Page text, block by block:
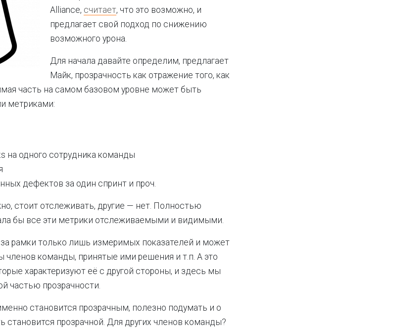
Alliance, считает, что это возможно, и
предлагает свой подход по снижению
возможного урона.
Для начала давайте определим, предлагает
Майк, прозрачность как отражение того, как
часть на самом базовом уровне может быть
метриками:
на одного сотрудника команды
дефектов за один спринт и проч.
стоит отслеживать, другие — нет. Полностью
бы все эти метрики отслеживаемыми и видимыми.
рамки только лишь измеримых показателей и может
членов команды, принятые ими решения и т.п. А это
характеризуют её с другой стороны, и здесь мы
частью прозрачности.
становится прозрачным, полезно подумать и о
становится прозрачной. Для других членов команды?